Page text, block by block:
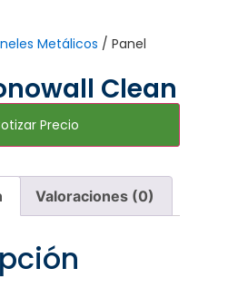
Metálicos / Panel
Clean
Precio
Valoraciones (0)